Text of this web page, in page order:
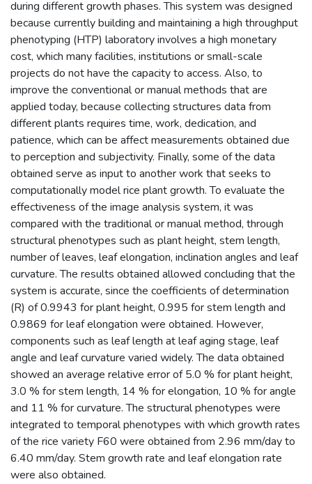
during different growth phases. This system was designed
because currently building and maintaining a high throughput
phenotyping (HTP) laboratory involves a high monetary
cost, which many facilities, institutions or small-scale
projects do not have the capacity to access. Also, to
improve the conventional or manual methods that are
applied today, because collecting structures data from
different plants requires time, work, dedication, and
patience, which can be affect measurements obtained due
to perception and subjectivity. Finally, some of the data
obtained serve as input to another work that seeks to
computationally model rice plant growth. To evaluate the
effectiveness of the image analysis system, it was
compared with the traditional or manual method, through
structural phenotypes such as plant height, stem length,
number of leaves, leaf elongation, inclination angles and leaf
curvature. The results obtained allowed concluding that the
system is accurate, since the coefficients of determination
(R) of 0.9943 for plant height, 0.995 for stem length and
0.9869 for leaf elongation were obtained. However,
components such as leaf length at leaf aging stage, leaf
angle and leaf curvature varied widely. The data obtained
showed an average relative error of 5.0 % for plant height,
3.0 % for stem length, 14 % for elongation, 10 % for angle
and 11 % for curvature. The structural phenotypes were
integrated to temporal phenotypes with which growth rates
of the rice variety F60 were obtained from 2.96 mm/day to
6.40 mm/day. Stem growth rate and leaf elongation rate
were also obtained.